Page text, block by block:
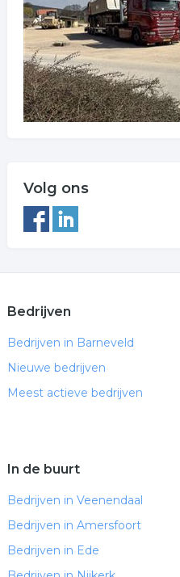
Volg ons
Bedrijven
Bedrijven in Barneveld
Nieuwe bedrijven
Meest actieve bedrijven
In de buurt
Bedrijven in Veenendaal
Bedrijven in Amersfoort
Bedrijven in Ede